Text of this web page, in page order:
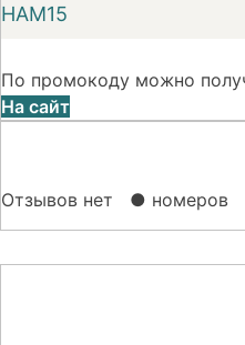
НАМ15
По промокоду можно
На сайт
Отзывов нет ● номеров